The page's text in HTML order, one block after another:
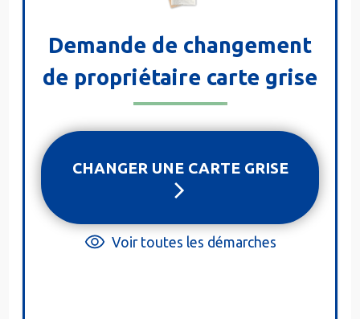
Demande de changement
de propriétaire carte grise
CHANGER UNE CARTE GRISE
Voir toutes les démarches